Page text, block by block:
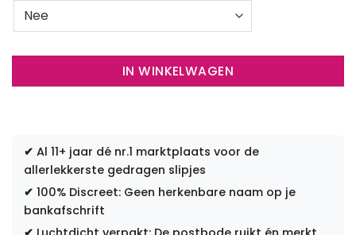
IN WINKELWAGEN
✔ Al 11+ jaar dé nr.1 marktplaats voor de
allerlekkerste gedragen slipjes
✔ 100% Discreet: Geen herkenbare naam op je
bankafschrift